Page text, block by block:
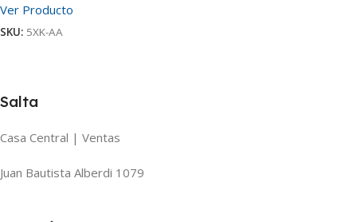
Ver Producto
SKU: 5XK-AA
Salta
Casa Central | Ventas
Juan Bautista Alberdi 1079